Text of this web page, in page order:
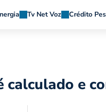
Tv Net Voz Crédito
calculado e